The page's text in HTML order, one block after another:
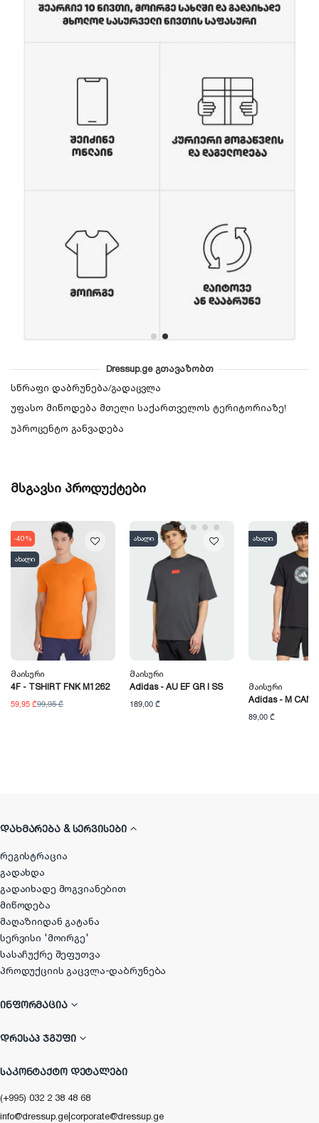
Dressup.ge გთავაზობთ
სწრაფი დაბრუნება/გადაცვლა
უფასო მიწოდება მთელი საქართველოს ტერიტორიაზე!
უპროცენტო განვადება
მსგავსი პროდუქტები
-40%
ახალი
Მაისური
4F - TSHIRT FNK M1262
59,95 ₾99,95 ₾
ახალი
Მაისური
Adidas - AU EF GR I SS
189,00 ₾
ახალი
Მაისური
Adidas - M
89,00 ₾
ᲓᲐᲮᲛᲐᲠᲔᲑᲐ & ᲡᲔᲠᲕᲘᲡᲔᲑᲘ
რეგისტრაცია
გადახდა
გადაიხადე მოგვიანებით
მიწოდება
მაღაზიიდან გატანა
სერვისი 'მოირგე'
სასაჩუქრე შეფუთვა
პროდუქციის გაცვლა-დაბრუნება
ᲘᲜᲤᲝᲠᲛᲐᲪᲘᲐ
ᲓᲠᲔᲡᲐᲞ ᲯᲒᲣᲤᲘ
ᲡᲐᲙᲝᲜᲢᲐᲥᲢᲝ ᲓᲔᲢᲐᲚᲔᲑᲘ
(+995) 032 2 38 48 68
info@dressup.ge|corporate@dressup.ge